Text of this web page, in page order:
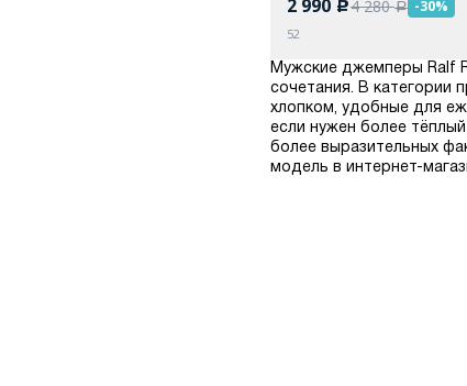
2 990 c4 280a -30%
52
Мужские джемперы Ralf
сочетания. В категории
хлопком, удобные для
если нужен более
более выразительных
модель в интернет-